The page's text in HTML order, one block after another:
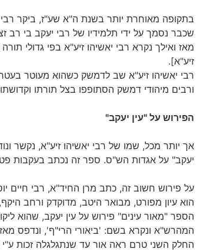
בתקופה מאוחרת יותר בשנת ה"א שע"ז, ביקר
שכבר נסמך על ידי תלמידיו של רבי יעקב בי
מאז ואילך נקרא רבי יאשיהו זיע"א בפי גדולי
זיע"א].
רבי יאשיהו זיע"א שב לדמשק כשהוא מעוטר
ורבים מיהודי דמשק הסתופפו בצל תורתו
הפירוש על "עין יעקב"
אך יותר מכל, שמו של רבי יאשיהו זיע"א, נקשר
יעקב" על אגדות הש"ס. ספר זה נכתב בעקבות
על פירוש חשוב זה, כתב מרן החיד"א, רבי חיים
הוא עיון מפורט, מבואר היטב, מדוקדק ורחב
הספר "מאור עינים" פירוש על עין יעקב, שהוא
המהרש"א ונקרא בשם: 'ביאורי הרי"ף', ונדפס
החלק השני טרם ראה אור עד שנתגלגלה זכות